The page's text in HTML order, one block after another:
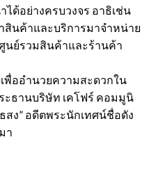
ด้อย่างครบวงจร อาธิเช่น
สินค้าและบริการมาจำหน่าย
นย์รวมสินค้าและร้านค้า
พื่ออำนวยความสะดวกใน
ะธานบริษัท เคโฟร์ คอมมูนิ
สง” อดีตพระนักเทศน์ชื่อดัง
า